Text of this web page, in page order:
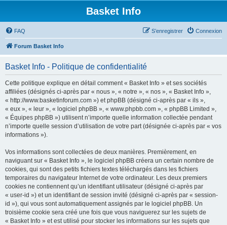
Basket Info
FAQ Connexion
S’enregistrer
Forum Basket Info
Basket Info - Politique de confidentialité
Cette politique explique en détail comment « Basket Info » et ses sociétés
affiliées (désignés ci-après par « nous », « notre », « nos », « Basket Info »,
« http://www.basketinforum.com ») et phpBB (désigné ci-après par « ils »,
« eux », « leur », « logiciel phpBB », « www.phpbb.com », « phpBB Limited »,
« Équipes phpBB ») utilisent n’importe quelle information collectée pendant
n’importe quelle session d’utilisation de votre part (désignée ci-après par « vos
informations »).
Vos informations sont collectées de deux manières. Premièrement, en
naviguant sur « Basket Info », le logiciel phpBB créera un certain nombre de
cookies, qui sont des petits fichiers textes téléchargés dans les fichiers
temporaires du navigateur Internet de votre ordinateur. Les deux premiers
cookies ne contiennent qu’un identifiant utilisateur (désigné ci-après par
« user-id ») et un identifiant de session invité (désigné ci-après par « session-
id »), qui vous sont automatiquement assignés par le logiciel phpBB. Un
troisième cookie sera créé une fois que vous naviguerez sur les sujets de
« Basket Info » et est utilisé pour stocker les informations sur les sujets que